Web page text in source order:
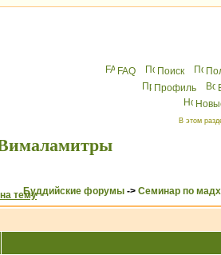
FAQ Поиск
Профиль
В этом
Буддийские форумы -> Семинар по